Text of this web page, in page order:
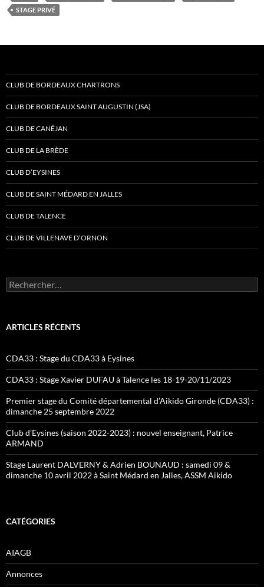
STAGE PRIVÉ
CLUB DE BORDEAUX CHARTRONS
CLUB DE BORDEAUX SAINT AUGUSTIN (JSA)
CLUB DE CANÉJAN
CLUB DE LA BRÈDE
CLUB D’EYSINES
CLUB DE SAINT MÉDARD EN JALLES
CLUB DE TALENCE
CLUB DE VILLENAVE D’ORNON
Rechercher :
ARTICLES RÉCENTS
CDA33 : Stage du CDA33 à Eysines
CDA33 : Stage Xavier DUFAU à Talence les 18-19-20/11/2023
Premier stage du Comité départemental d’Aikido Gironde (CDA33) :
dimanche 25 septembre 2022
Club d’Eysines (saison 2022-2023) : nouvel enseignant, Patrice
ARMAND
Stage Laurent DALVERNY & Adrien BOUNAUD : samedi 09 &
dimanche 10 avril 2022 à Saint Médard en Jalles, ASSM Aikido
CATÉGORIES
AIAGB
Annonces